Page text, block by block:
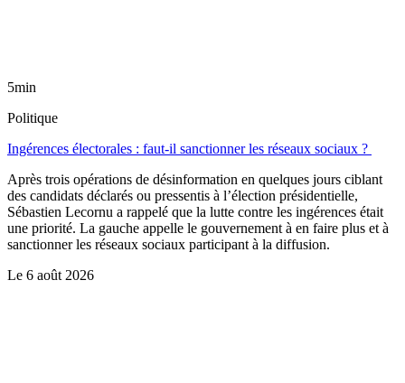
5min
Politique
Ingérences électorales : faut-il sanctionner les réseaux sociaux ?
Après trois opérations de désinformation en quelques jours ciblant
des candidats déclarés ou pressentis à l’élection présidentielle,
Sébastien Lecornu a rappelé que la lutte contre les ingérences était
une priorité. La gauche appelle le gouvernement à en faire plus et à
sanctionner les réseaux sociaux participant à la diffusion.
Le 6 août 2026